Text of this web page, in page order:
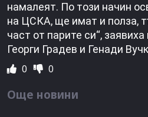
намалеят. По този начин
на ЦСКА, ще имат и полза,
част от парите си“,
Георги Градев и Генади
0 0
Още новини